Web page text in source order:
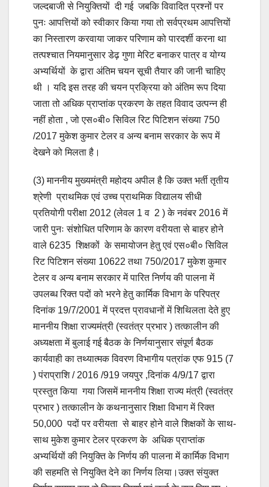
जल्दबाजी से नियुक्तियों दी गई जबकि विवादित प्रश्नों पर
पुनः आपत्तियों को स्वीकार किया गया तो सर्वप्रथम आपत्तियों
का निस्तारण करवाया जाकर परिणाम को पारदर्शी करना था
तत्पश्चात नियमानुसार डेढ़ गुणा मेरिट बनाकर पात्र व योग्य
अभ्यर्थियों के द्वारा अंतिम चयन सूची तैयार की जानी चाहिए
थी । यदि इस तरह की चयन प्रक्रिया को अंतिम रूप दिया
जाता तो अधिक प्राप्तांक प्रकरण के तहत विवाद उत्पन्न ही
नहीं होता , जो एस०बी० सिविल रिट पिटिशन संख्या 750
/2017 मुकेश कुमार टेलर व अन्य बनाम सरकार के रूप में
देखने को मिलता है।
(3) माननीय मुख्यमंत्री महोदय अपील है कि उक्त भर्ती तृतीय
श्रेणी प्राथमिक एवं उच्च प्राथमिक विद्यालय सीधी
प्रतियोगी परीक्षा 2012 (लेवल 1 व 2 ) के नवंबर 2016 में
जारी पुनः संशोधित परिणाम के कारण वरीयता से बाहर होने
वाले 6235 शिक्षकों के समायोजन हेतु एवं एस०बी० सिविल
रिट पिटिशन संख्या 10622 तथा 750/2017 मुकेश कुमार
टेलर व अन्य बनाम सरकार में पारित निर्णय की पालना में
उपलब्ध रिक्त पदों को भरने हेतु कार्मिक विभाग के परिपत्र
दिनांक 19/7/2001 में प्रदत्त प्रावधानों में शिथिलता देते हुए
माननीय शिक्षा राज्यमंत्री (स्वतंत्र प्रभार ) तत्कालीन की
अध्यक्षता में बुलाई गई बैठक के निर्णयानुसार संपूर्ण बैठक
कार्यवाही का तथ्यात्मक विवरण विभागीय पत्रांक एफ 915 (7
) पंराप्राशि / 2016 /919 जयपुर ,दिनांक 4/9/17 द्वारा
प्रस्तुत किया गया जिसमें माननीय शिक्षा राज्य मंत्री (स्वतंत्र
प्रभार ) तत्कालीन के कथनानुसार शिक्षा विभाग में रिक्त
50,000 पदों पर वरीयता से बाहर होने वाले शिक्षकों के साथ-
साथ मुकेश कुमार टेलर प्रकरण के अधिक प्राप्तांक
अभ्यर्थियों की नियुक्ति के निर्णय की पालना में कार्मिक विभाग
की सहमति से नियुक्ति देने का निर्णय लिया।उक्त संयुक्त